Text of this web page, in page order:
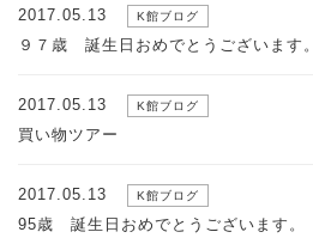
2017.05.13 K館ブログ
９７歳 誕生日おめでとうございます。
2017.05.13 K館ブログ
買い物ツアー
2017.05.13 K館ブログ
95歳 誕生日おめでとうございます。